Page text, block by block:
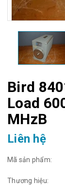
Bird
Load
MHzB
Liên hệ
Mã sản phẩm:
Thương hiệu: